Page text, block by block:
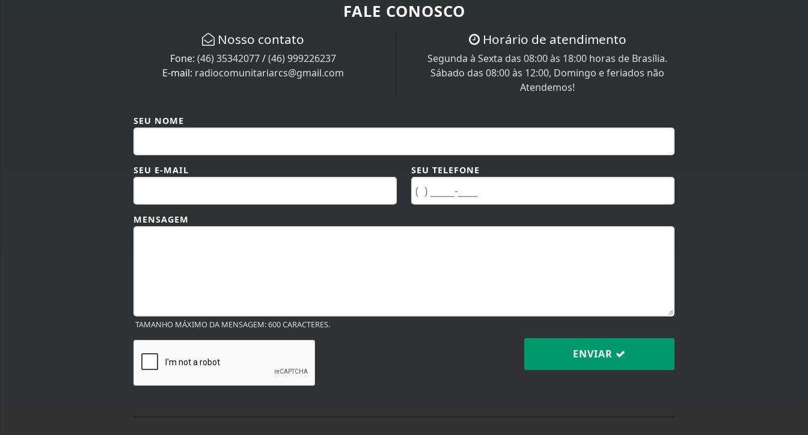
FALE CONOSCO
Nosso contato
Fone:(46) 35342077/(46) 999226237
E-mail: radiocomunitariarcs@gmail.com
Horário de atendimento
Segunda à Sexta das 08:00 às 18:00 horas de Brasília.
Sábado das 08:00 às 12:00, Domingo e feriados não
Atendemos!
SEU NOME
SEU E-MAIL SEU TELEFONE
MENSAGEM
TAMANHO MÁXIMO DA MENSAGEM: 600 CARACTERES.
ENVIAR